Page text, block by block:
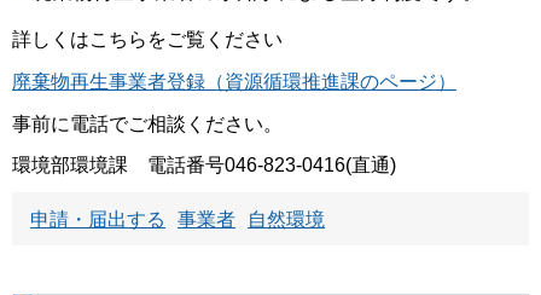
詳しくはこちらをご覧ください
廃棄物再生事業者登録（資源循環推進課のページ）
事前に電話でご相談ください。
環境部環境課 電話番号046-823-0416(直通)
申請・届出する 事業者 自然環境